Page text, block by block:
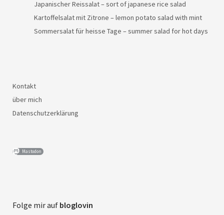
Japanischer Reissalat – sort of japanese rice salad
Kartoffelsalat mit Zitrone – lemon potato salad with mint
Sommersalat für heisse Tage – summer salad for hot days
Kontakt
über mich
Datenschutzerklärung
Mastodon
Folge mir auf bloglovin